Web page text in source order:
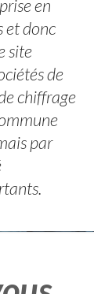
en
et donc
site
de
chiffrage
par